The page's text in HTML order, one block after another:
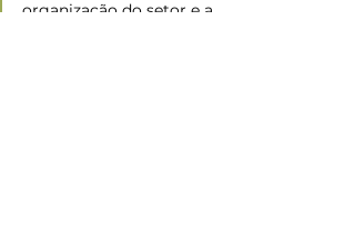
organização do setor e a